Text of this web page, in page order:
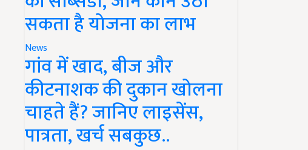
सकता है योजना का लाभ
News
गांव में खाद, बीज और
कीटनाशक की दुकान खोलना
चाहते हैं? जानिए लाइसेंस,
पात्रता, खर्च सबकुछ..